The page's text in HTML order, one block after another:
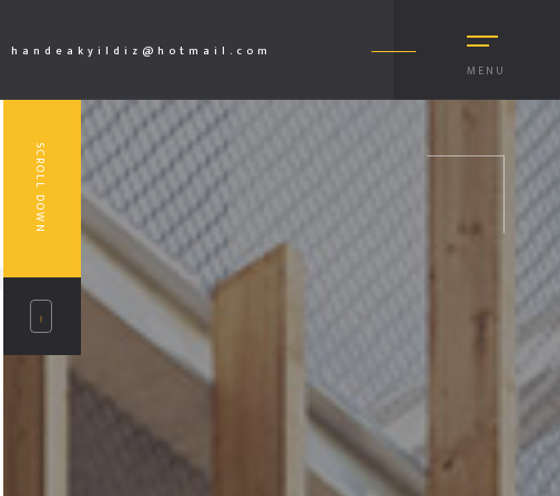
MENU
handeakyildiz@hotmail.com
SCROLL DOWN
1.